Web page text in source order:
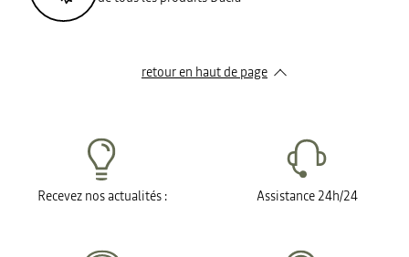
retour en haut de page​
Recevez nos actualités : Assistance 24h/24